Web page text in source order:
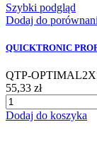
Szybki podgląd
Dodaj do
QUICKTRONIC
QTP-
55,33 zł
Dodaj do koszyka